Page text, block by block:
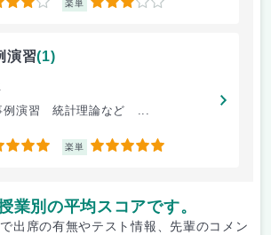
楽単 3
演習(1)
例演習 統計理論など ...
楽単 5
業別の平均スコアです。
出席の有無やテスト情報、先輩のコメン